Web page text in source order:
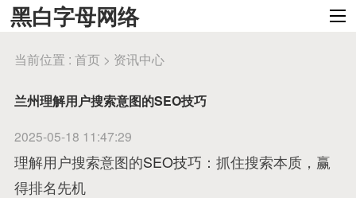
黑白字母网络
当前位置 : 首页 > 资讯中心
兰州理解用户搜索意图的SEO技巧
2025-05-18 11:47:29
理解用户搜索意图的SEO技巧 ：抓住搜索本质，赢
得排名先机